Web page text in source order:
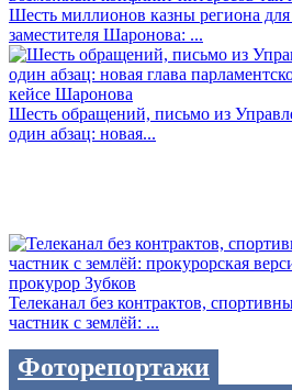
Шесть миллионов казны региона
заместителя Шаронова: ...
Шесть обращений, письмо из
один абзац: новая...
Телеканал без контрактов,
частник с землёй: ...
Фоторепортажи